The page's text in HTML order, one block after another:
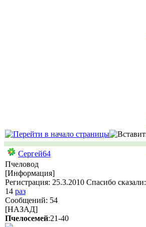
Сергей64
Пчеловод
[Информация]
Регистрация: 25.3.2010 Спасибо сказали:
14 раз
Сообщений: 54
[НАЗАД]
Пчелосемей:21-40